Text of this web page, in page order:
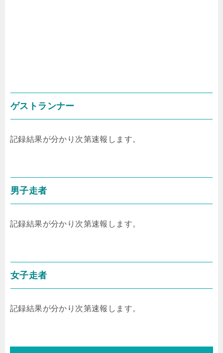
ゲストランナー
記録結果が分かり次第速報します。
男子走者
記録結果が分かり次第速報します。
女子走者
記録結果が分かり次第速報します。